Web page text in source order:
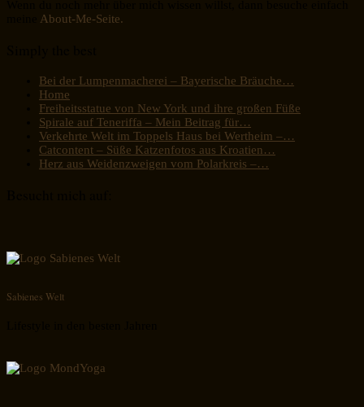
About-Me-Seite.
Bei der Lumpenmacherei – Bayerische Bräuche…
Home
Freiheitsstatue von New York und ihre großen Füße
Spirale auf Teneriffa – Mein Beitrag für…
Verkehrte Welt im Toppels Haus bei Wertheim –…
Catcontent – Süße Katzenfotos aus Kroatien…
Herz aus Weidenzweigen vom Polarkreis –…
Sabienes Welt